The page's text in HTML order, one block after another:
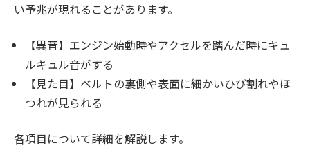
い予兆が現れることがあります。
【異音】エンジン始動時やアクセルを踏んだ時にキュ
ルキュル音がする
【見た目】ベルトの裏側や表面に細かいひび割れやほ
つれが見られる
各項目について詳細を解説します。